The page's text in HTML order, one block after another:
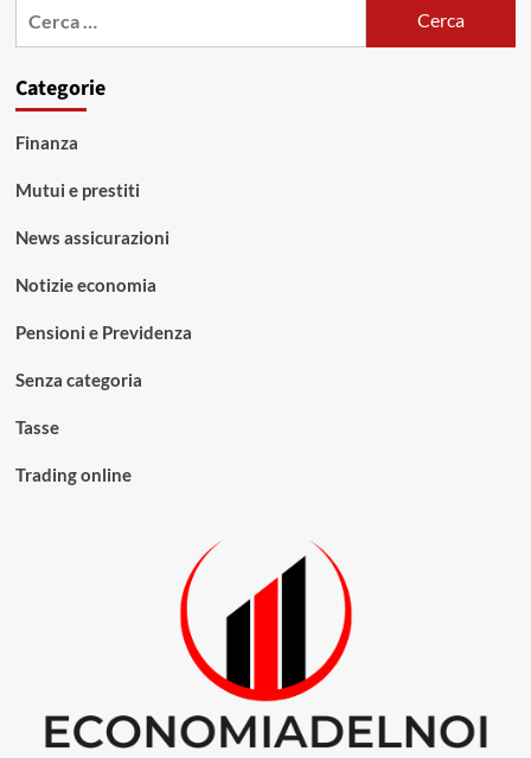
Categorie
Finanza
Mutui e prestiti
News assicurazioni
Notizie economia
Pensioni e Previdenza
Senza categoria
Tasse
Trading online